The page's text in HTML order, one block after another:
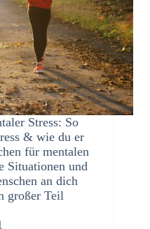
Stress: So
& wie du er
für mentalen
Situationen und
an dich
großer Teil